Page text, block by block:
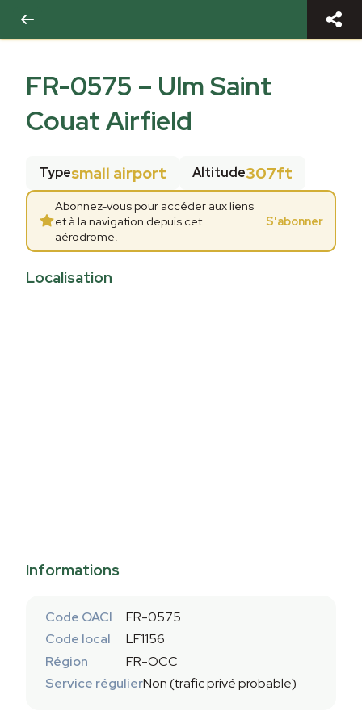
FR-0575 – Ulm Saint
Couat Airfield
Typesmall airport Altitude307ft
Abonnez-vous pour accéder aux liens
et à la navigation depuis cet
aérodrome.
S'abonner
Localisation
Informations
Code OACI
FR-0575
Code local
LF1156
Région
FR-OCC
Service régulierNon (trafic privé probable)